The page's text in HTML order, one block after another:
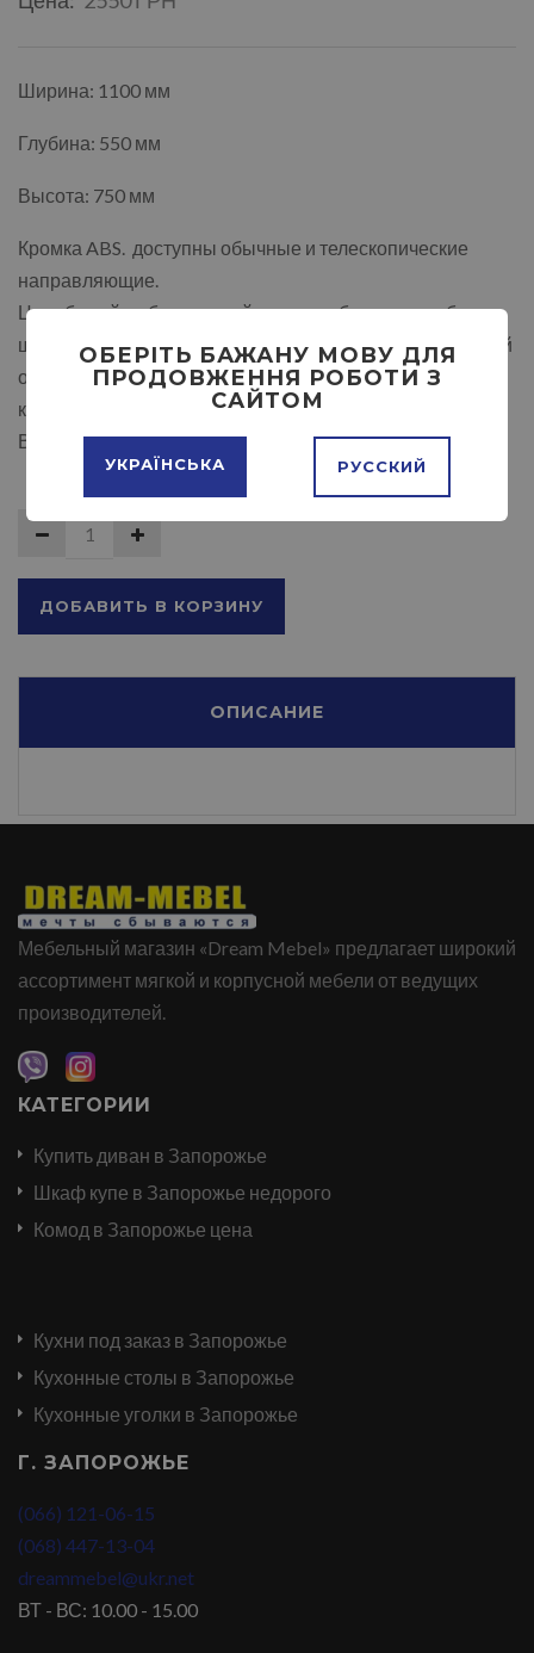
Ширина: 1100 мм
Глубина: 550 мм
Высота: 750 мм
Кромка ABS. доступны обычные и телескопические
направляющие.
Цвет белый, дуб молочный, ольха, дуб сонома, дуб
шамони светлый, дуб трюфель, дуб крафт белый, лесной
орех, яблоня, орех тёмный, тёмный венге, возможно
комбинирование цвета
Возможно зеркальное отображение.
ДОБАВИТЬ В КОРЗИНУ
ОПИСАНИЕ
Мебельный магазин «Dream Mebel» предлагает широкий
ассортимент мягкой и корпусной мебели от ведущих
производителей.
КАТЕГОРИИ
Купить диван в Запорожье
Шкаф купе в Запорожье недорого
Комод в Запорожье цена
Кухни под заказ в Запорожье
Кухонные столы в Запорожье
Кухонные уголки в Запорожье
Г. ЗАПОРОЖЬЕ
(066) 121-06-15
(068) 447-13-04
dreammebel@ukr.net
ВТ - ВС: 10.00 - 15.00
ОБЕРІТЬ БАЖАНУ МОВУ ДЛЯ
ПРОДОВЖЕННЯ РОБОТИ З
САЙТОМ
УКРАЇНСЬКА РУССКИЙ